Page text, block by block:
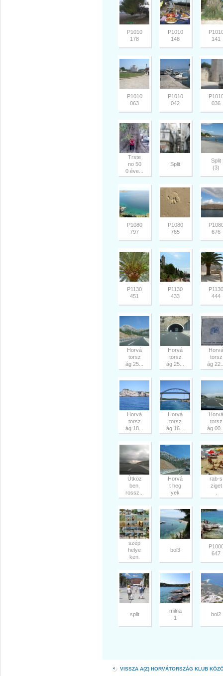
P1010
178
P1010
148
141
P1010
063
P1010
042
036
Trste
no 50
0 éve...
Split
Split
(3)
P1080
797
P1080
765
676
P1130
451
P1130
433
P1130
444
Horvá
torsz
ág 25...
Horvá
torsz
ág 25...
Horvá
torsz
ág
Horvá
torsz
ág 18...
Horvá
torsz
ág 16...
Horvá
torsz
ág
Útköz
ben,
rossz...
Horvá
t heg
yek
rab-s
ziget
szép
helye
ken.
bol3
647
split
milna
1
bol2
VISSZA A(Z) HORVÁTORSZÁG KLUB